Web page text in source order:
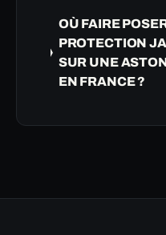
OÙ FAIRE
PROTECTION
SUR UNE
EN FRANCE ?